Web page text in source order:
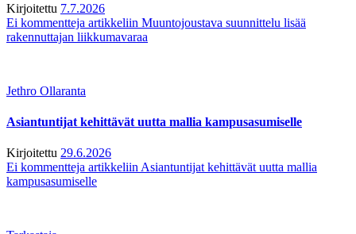
Kirjoitettu 7.7.2026
Ei kommentteja artikkeliin Muuntojoustava suunnittelu lisää
rakennuttajan liikkumavaraa
Jethro Ollaranta
Asiantuntijat kehittävät uutta mallia kampusasumiselle
Kirjoitettu 29.6.2026
Ei kommentteja artikkeliin Asiantuntijat kehittävät uutta mallia
kampusasumiselle